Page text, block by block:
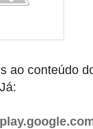
ao conteúdo